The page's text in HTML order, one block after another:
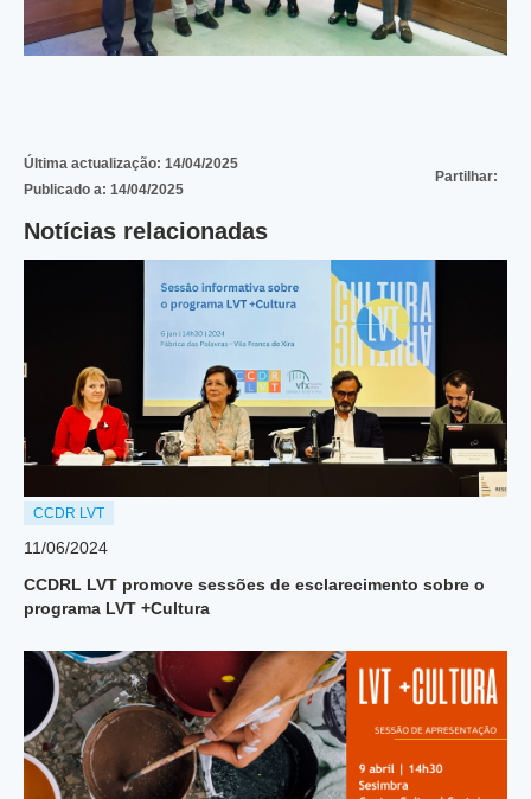
Última actualização: 14/04/2025
Publicado a: 14/04/2025
Partilhar:
Notícias relacionadas
CCDR LVT
11/06/2024
CCDRL LVT promove sessões de esclarecimento sobre o
programa LVT +Cultura